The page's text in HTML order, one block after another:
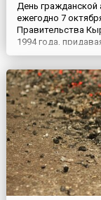
День гражданской
ежегодно 7
Правительства
1994 года,
учитывая ее
гражданской
Постановления